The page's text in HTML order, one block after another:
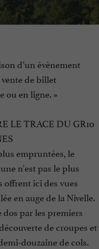
d’un évènement
de billet
ou en ligne. »
LE TRACE DU GR10
empruntées, le
n'est pas le plus
ici des vues
en auge de la Nivelle.
dos par les premiers
de croupes et
douzaine de cols.